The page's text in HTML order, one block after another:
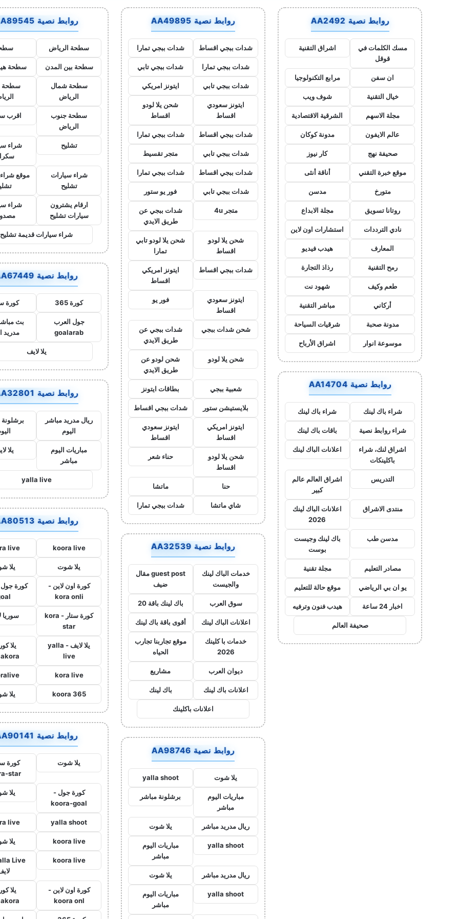
روابط نصية AA2492
مسك الكلمات في
قوقل
اشراق التقنية
ان سفن مرابع التكنولوجيا
خيال التقنية شوف ويب
مجلة الاسهم الشرقية الاقتصادية
عالم الايفون مدونة كوكان
صحيفة نهج كار نيوز
موقع خبرة التقني أناقة أنثى
متورخ مدسن
روتانا تسويق مجلة الابداع
نادي الترددات استشارات اون لاين
المعارف هيدب فيديو
رمح التقنية رذاذ التجارة
طعم وكيف شهود نت
أركاني مباشر التقنية
مدونة صحبة شرقيات السياحة
موسوعة انوار اشراق الأرباح
روابط نصية AA14704
شراء باك لينك شراء باك لينك
شراء روابط نصية باقات باك لينك
اشراق لنك، شراء
باكلينكات
اعلانات الباك لينك
التدريس
اشراق العالم عالم
كبير
منتدى الاشراق
اعلانات الباك لينك
2026
مدسن طب
باك لينك وجيست
بوست
مصادر التعليم مجلة تقنية
يو ان بي الرياضي موقع حالة للتعليم
اخبار 24 ساعة هيدب فنون وترفيه
صحيفة العالم
روابط نصية AA49895
شدات ببجي اقساط شدات ببجي تمارا
شدات ببجي تمارا شدات ببجي تابي
شدات ببجي تابي ايتونز امريكي
ايتونز سعودي
اقساط
شحن يلا لودو
اقساط
شدات ببجي اقساط شدات ببجي تمارا
شدات ببجي تابي متجر تقسيط
شدات ببجي اقساط شدات ببجي تمارا
شدات ببجي تابي فور يو ستور
متجر 4u
شدات ببجي عن
طريق الايدي
شحن يلا لودو
اقساط
شحن يلا لودو تابي
تمارا
شدات ببجي اقساط
ايتونز امريكي
اقساط
ايتونز سعودي
اقساط
فور يو
شحن شدات ببجي
شدات ببجي عن
طريق الايدي
شحن يلا لودو
شحن لودو عن
طريق الايدي
شعبية ببجي بطاقات ايتونز
بلايستيشن ستور شدات ببجي اقساط
ايتونز امريكي
اقساط
ايتونز سعودي
اقساط
شحن يلا لودو
اقساط
حناء شعر
حنا ماتشا
شاي ماتشا شدات ببجي تمارا
روابط نصية AA32539
خدمات الباك لينك
والجيست
guest post مقال
ضيف
سوق العرب باك لينك باقة 20
اعلانات الباك لينك أقوى باقة باك لينك
خدمات با كلينك
2026
موقع تجاربنا تجارب
الحياه
ديوان العرب مشاريع
اعلانات باك لينك باك لينك
اعلانات باكلينك
روابط نصية AA98746
يلا شوت yalla shoot
مباريات اليوم
مباشر
برشلونة مباشر
ريال مدريد مباشر يلا شوت
yalla shoot
مباريات اليوم
مباشر
ريال مدريد مباشر يلا شوت
yalla shoot
مباريات اليوم
مباشر
روابط نصية AA89545
سطحة الرياض
سطحة بين المدن سطحة
سطحة شمال
الرياض
سطحة
سطحة جنوب
الرياض
اقرب
تشليح
شراء
شراء سيارات
تشليح
موقع
ارقام يشترون
سيارات تشليح
شراء
شراء سيارات قديمة تشليح
روابط نصية AA67449
كورة 365 كورة
جول العرب
goalarab
بث
مدريد
يلا لايف
روابط نصية AA32801
ريال مدريد مباشر
اليوم
مباريات اليوم
مباشر
يلا
yalla live
روابط نصية AA80513
koora live
live
يلا شوت يلا
كورة اون لاين -
kora onli
كورة ستار - kora
star
سوريا
يلا لايف - yalla
live
يلا
kora live
koora 365 يلا
روابط نصية AA90141
يلا شوت
كورة
star
كورة جول -
koora-goal
يلا
yalla shoot
live
koora live يلا
koora live
كورة اون لاين -
koora onl
يلا